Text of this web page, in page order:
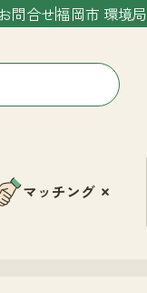
お問合せ福岡市 環境局
マッチング